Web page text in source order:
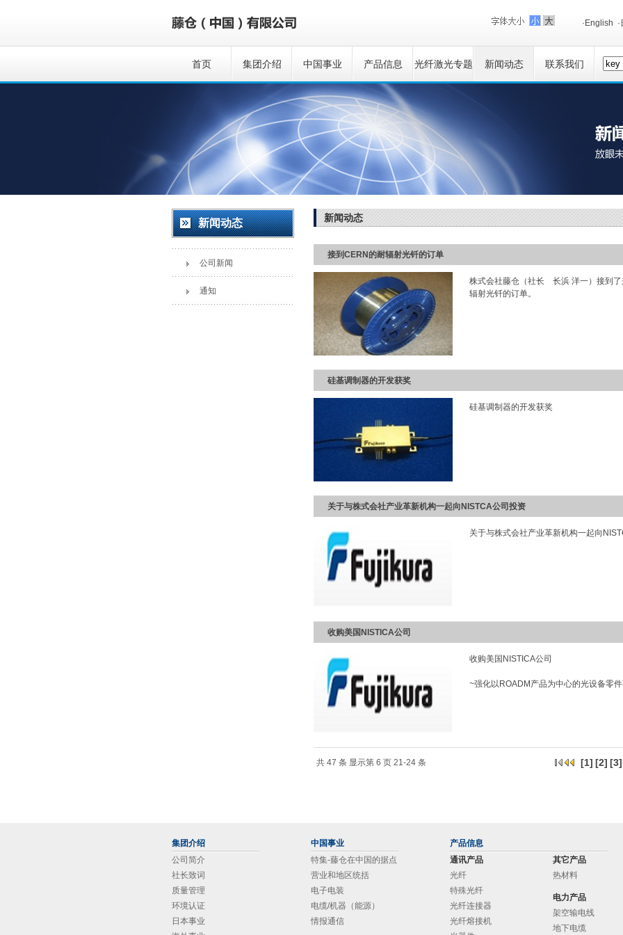
·English
首页 集团介绍 中国事业 产品信息 光纤激光专题 新闻动态 联系我们
新闻动态
公司新闻
通知
新闻动态
接到CERN的耐辐射光钎的订单
株式会社藤仓（社长 长浜 洋一）接到
辐射光钎的订单。
硅基调制器的开发获奖
硅基调制器的开发获奖
关于与株式会社产业革新机构一起向NISTCA公司投资
关于与株式会社产业革新机构一起向
收购美国NISTICA公司
收购美国NISTICA公司
~强化以ROADM产品为中心的光设备零
共 47 条 显示第 6 页 21-24 条 [1] [2] [3]
集团介绍
公司简介
社长致词
质量管理
环境认证
日本事业
中国事业
特集-藤仓在中国的据点
营业和地区统括
电子电装
电缆/机器（能源）
情报通信
产品信息
通讯产品
光纤
特殊光纤
光纤连接器
光纤熔接机
其它产品
热材料
电力产品
架空输电线
地下电缆